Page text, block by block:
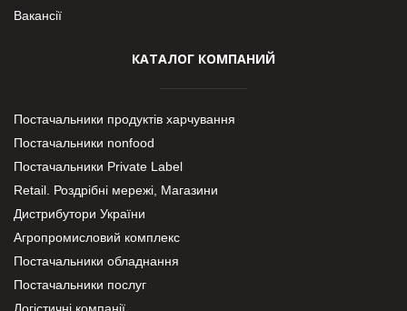
Вакансії
КАТАЛОГ КОМПАНИЙ
Постачальники продуктів харчування
Постачальники nonfood
Постачальники Private Label
Retail. Роздрібні мережі, Магазини
Дистрибутори України
Агропромисловий комплекс
Постачальники обладнання
Постачальники послуг
Логістичні компанії